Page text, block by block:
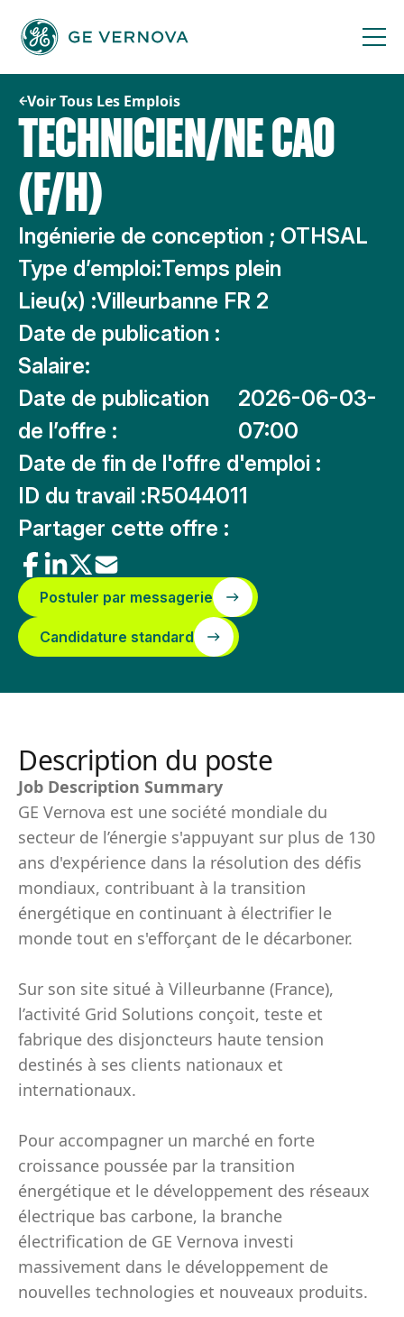
contenu
Voir Tous Les Emplois
TECHNICIEN/NE CAO
(F/H)
Ingénierie de conception ; OTHSAL
Type d’emploi:Temps plein
Lieu(x) :Villeurbanne FR 2
Date de publication :
Salaire:
Date de publication
de l’offre :
2026-06-03-
07:00
Date de fin de l'offre d'emploi :
ID du travail :R5044011
Partager cette offre :
Postuler par messagerie
Candidature standard
Description du poste
Job Description Summary
GE Vernova est une société mondiale du
secteur de l’énergie s'appuyant sur plus de 130
ans d'expérience dans la résolution des défis
mondiaux, contribuant à la transition
énergétique en continuant à électrifier le
monde tout en s'efforçant de le décarboner.
Sur son site situé à Villeurbanne (France),
l’activité Grid Solutions conçoit, teste et
fabrique des disjoncteurs haute tension
destinés à ses clients nationaux et
internationaux.
Pour accompagner un marché en forte
croissance poussée par la transition
énergétique et le développement des réseaux
électrique bas carbone, la branche
électrification de GE Vernova investi
massivement dans le développement de
nouvelles technologies et nouveaux produits.